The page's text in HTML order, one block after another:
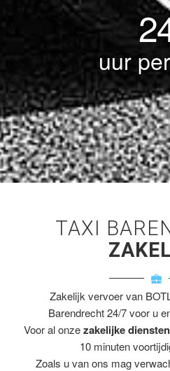
uur
TAXI
Zakelijk vervoer van
Barendrecht 24/7 voor u
Voor al onzezakelijke
10 minuten
Zoals u van ons mag